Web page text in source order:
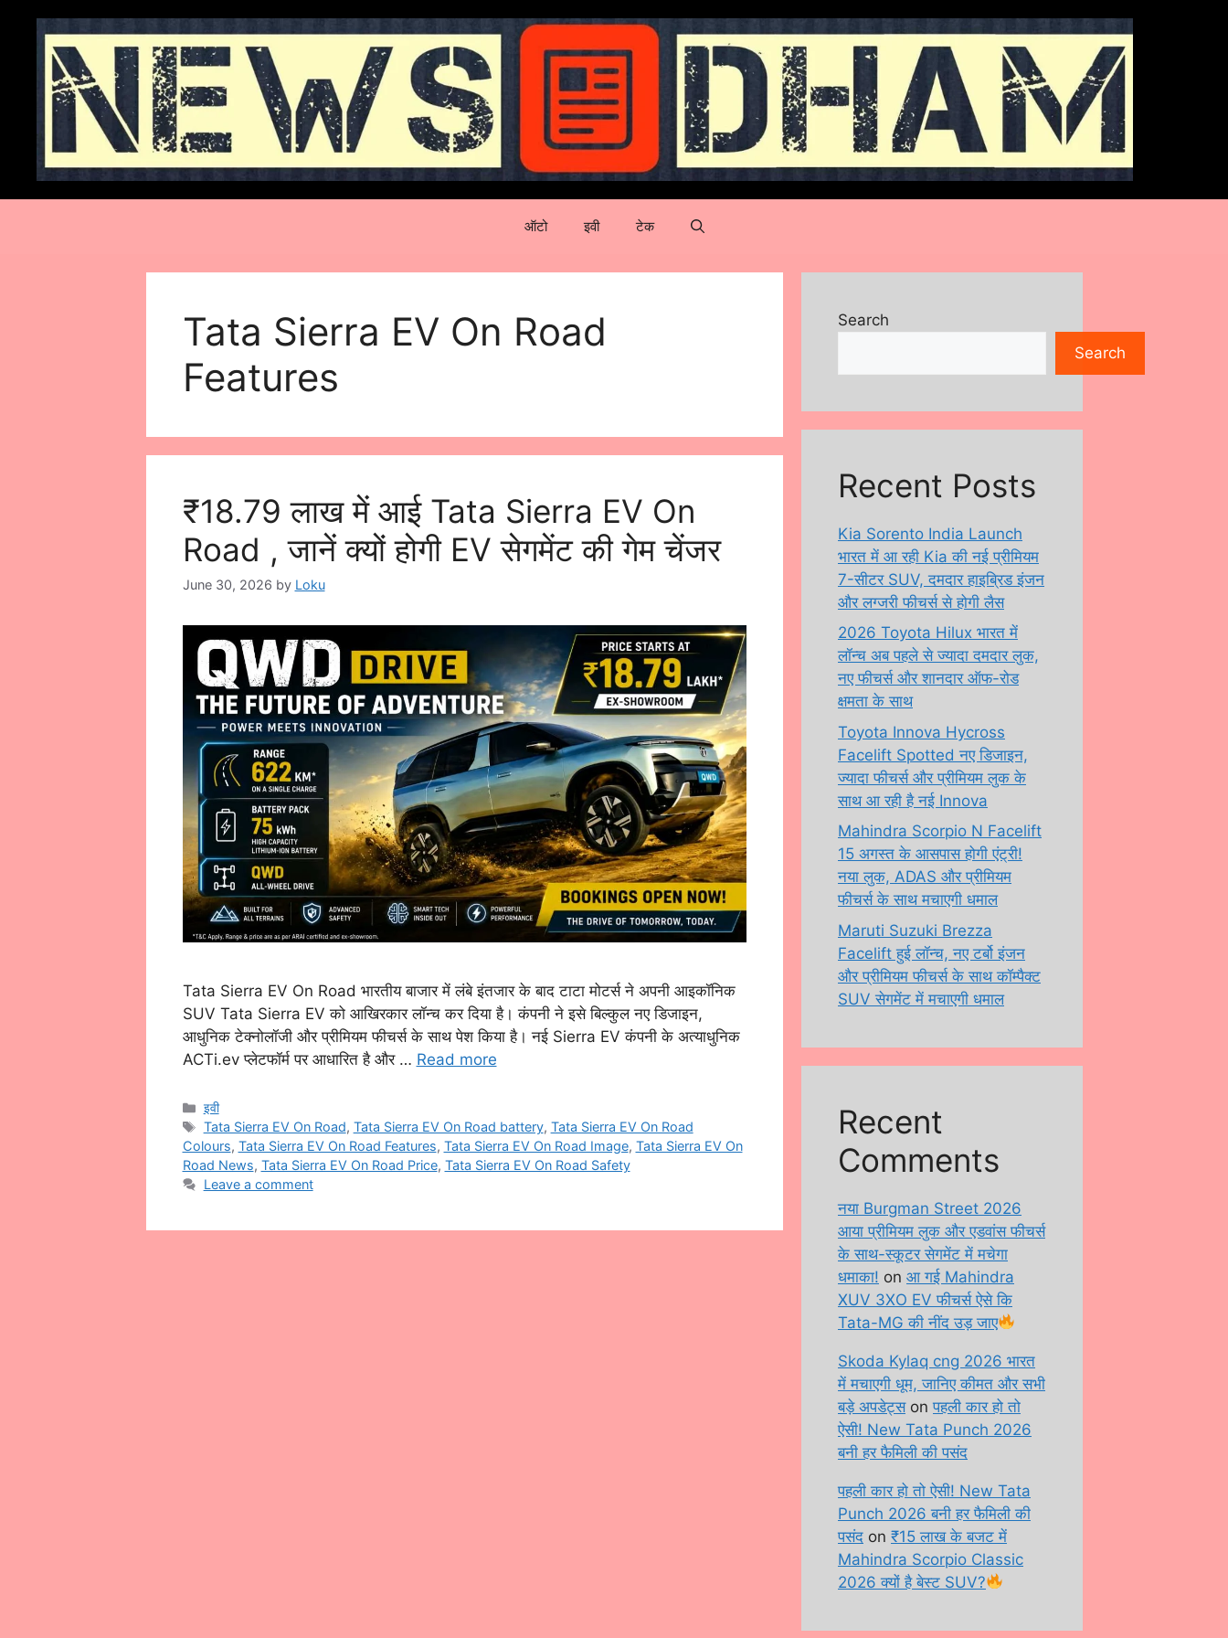
content
ऑटो इवी टेक
Tata Sierra EV On Road
Features
₹18.79 लाख में आई Tata Sierra EV On
Road , जानें क्यों होगी EV सेगमेंट की गेम चेंजर
June 30, 2026 by Loku
Tata Sierra EV On Road भारतीय बाजार में लंबे इंतजार के बाद टाटा मोटर्स ने अपनी आइकॉनिक
SUV Tata Sierra EV को आखिरकार लॉन्च कर दिया है। कंपनी ने इसे बिल्कुल नए डिजाइन,
आधुनिक टेक्नोलॉजी और प्रीमियम फीचर्स के साथ पेश किया है। नई Sierra EV कंपनी के अत्याधुनिक
ACTi.ev प्लेटफॉर्म पर आधारित है और … Read more
Categories
इवी
Tags
Tata Sierra EV On Road, Tata Sierra EV On Road battery, Tata Sierra EV On Road
Colours, Tata Sierra EV On Road Features, Tata Sierra EV On Road Image, Tata Sierra EV On
Road News, Tata Sierra EV On Road Price, Tata Sierra EV On Road Safety
Leave a comment
Search
Search
Recent Posts
Kia Sorento India Launch
भारत में आ रही Kia की नई प्रीमियम
7-सीटर SUV, दमदार हाइब्रिड इंजन
और लग्जरी फीचर्स से होगी लैस
2026 Toyota Hilux भारत में
लॉन्च अब पहले से ज्यादा दमदार लुक,
नए फीचर्स और शानदार ऑफ-रोड
क्षमता के साथ
Toyota Innova Hycross
Facelift Spotted नए डिजाइन,
ज्यादा फीचर्स और प्रीमियम लुक के
साथ आ रही है नई Innova
Mahindra Scorpio N Facelift
15 अगस्त के आसपास होगी एंट्री!
नया लुक, ADAS और प्रीमियम
फीचर्स के साथ मचाएगी धमाल
Maruti Suzuki Brezza
Facelift हुई लॉन्च, नए टर्बो इंजन
और प्रीमियम फीचर्स के साथ कॉम्पैक्ट
SUV सेगमेंट में मचाएगी धमाल
Recent
Comments
नया Burgman Street 2026
आया प्रीमियम लुक और एडवांस फीचर्स
के साथ-स्कूटर सेगमेंट में मचेगा
धमाका! on आ गई Mahindra
XUV 3XO EV फीचर्स ऐसे कि
Tata-MG की नींद उड़ जाए
Skoda Kylaq cng 2026 भारत
में मचाएगी धूम, जानिए कीमत और सभी
बड़े अपडेट्सonपहली कार हो तो
ऐसी! New Tata Punch 2026
बनी हर फैमिली की पसंद
पहली कार हो तो ऐसी! New Tata
Punch 2026 बनी हर फैमिली की
पसंद on ₹15 लाख के बजट में
Mahindra Scorpio Classic
2026 क्यों है बेस्ट SUV?